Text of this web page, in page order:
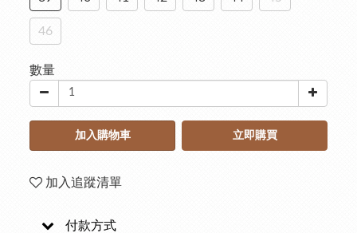
46
數量
加入購物車 立即購買
加入追蹤清單
付款方式